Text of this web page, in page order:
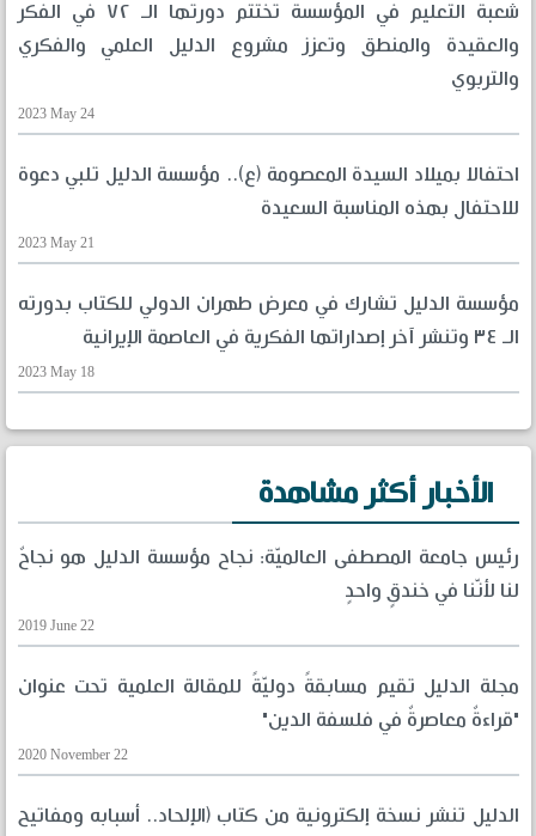
شعبة التعليم في المؤسسة تختتم دورتها الـ ٧٢ في الفكر
والعقيدة والمنطق وتعزز مشروع الدليل العلمي والفكري
والتربوي
2023 May 24
احتفالا بميلاد السيدة المعصومة (ع).. مؤسسة الدليل تلبي دعوة
للاحتفال بهذه المناسبة السعيدة
2023 May 21
مؤسسة الدليل تشارك في معرض طهران الدولي للكتاب بدورته
الـ ٣٤ وتنشر آخر إصداراتها الفكرية في العاصمة الإيرانية
2023 May 18
الأخبار أكثر مشاهدة
رئيس جامعة المصطفى العالميّة: نجاح مؤسسة الدليل هو نجاحٌ
لنا لأنّنا في خندقٍ واحدٍ
2019 June 22
مجلة الدليل تقيم مسابقةً دوليّةً للمقالة العلمية تحت عنوان
"قراءةٌ معاصرةٌ في فلسفة الدين"
2020 November 22
الدليل تنشر نسخة إلكترونية من كتاب (الإلحاد.. أسبابه ومفاتيح